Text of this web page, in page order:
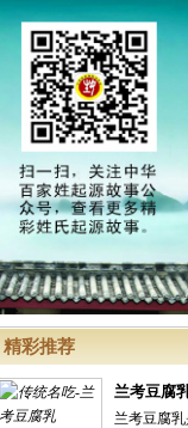
精彩推荐
兰考豆腐
兰考豆腐